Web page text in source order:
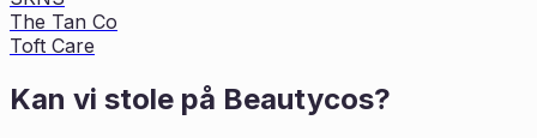
The Tan Co
Toft Care
Kan vi stole på Beautycos?